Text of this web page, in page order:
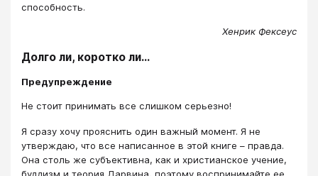
способность.
Хенрик Фексеус
Долго ли, коротко ли…
Предупреждение
Не стоит принимать все слишком серьезно!
Я сразу хочу прояснить один важный момент. Я не
утверждаю, что все написанное в этой книге – правда.
Она столь же субъективна, как и христианское учение,